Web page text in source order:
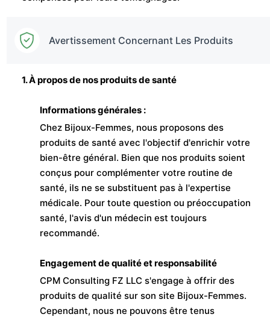
Avertissement Concernant Les Produits
1. À propos de nos produits de santé
Informations générales :
Chez Bijoux-Femmes, nous proposons des
produits de santé avec l'objectif d'enrichir votre
bien-être général. Bien que nos produits soient
conçus pour complémenter votre routine de
santé, ils ne se substituent pas à l'expertise
médicale. Pour toute question ou préoccupation
santé, l'avis d'un médecin est toujours
recommandé.
Engagement de qualité et responsabilité
CPM Consulting FZ LLC s'engage à offrir des
produits de qualité sur son site Bijoux-Femmes.
Cependant, nous ne pouvons être tenus